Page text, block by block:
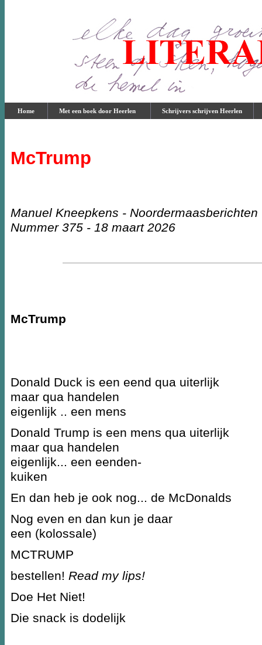
Home Met een boek door Heerlen Schrijvers schrijven Heerlen
McTrump
Manuel Kneepkens - Noordermaasberichten
Nummer 375 - 18 maart 2026
McTrump
Donald Duck is een eend qua uiterlijk
maar qua handelen
eigenlijk .. een mens
Donald Trump is een mens qua uiterlijk
maar qua handelen
eigenlijk... een eenden-
kuiken
En dan heb je ook nog... de McDonalds
Nog even en dan kun je daar
een (kolossale)
MCTRUMP
bestellen! Read my lips!
Doe Het Niet!
Die snack is dodelijk